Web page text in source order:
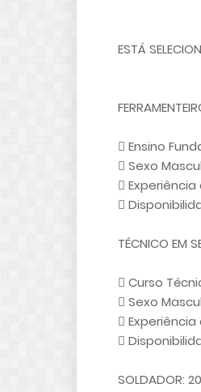
ESTÁ
 Ensino
 Sexo


TÉCNICO EM
 Curso
 Sexo


SOLDADOR: